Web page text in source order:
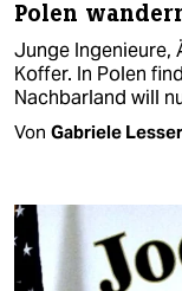
Polen
Junge Ingenieure,
Koffer. In Polen
Nachbarland will
Von Gabriele Lesser